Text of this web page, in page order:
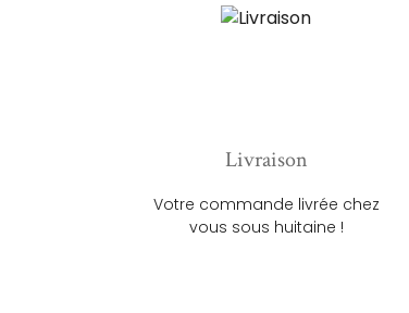
Livraison
Votre commande livrée chez
vous sous huitaine !